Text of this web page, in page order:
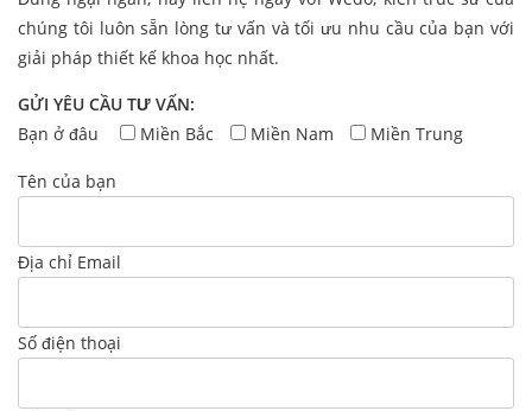
chúng tôi luôn sẵn lòng tư vấn và tối ưu nhu cầu của bạn với
giải pháp thiết kế khoa học nhất.
GỬI YÊU CẦU TƯ VẤN:
Bạn ở đâu
Miền Bắc Miền Nam Miền Trung
Tên của bạn
Địa chỉ Email
Số điện thoại